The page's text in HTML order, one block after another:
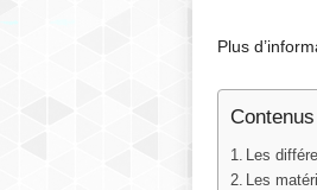
Plus
Les
Les